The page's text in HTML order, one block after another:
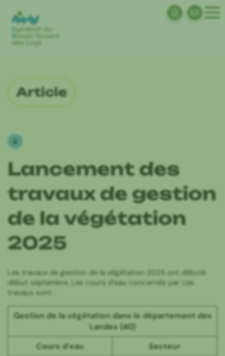
Article
Lancement des
travaux de gestion
de la végétation
2025
Les travaux de gestion de la végétation 2025 ont débuté
début septembre. Les cours d’eau concernés par ces
travaux sont :
Gestion de la végétation dans le département des
Landes (40)
Cours d’eau
Secteur